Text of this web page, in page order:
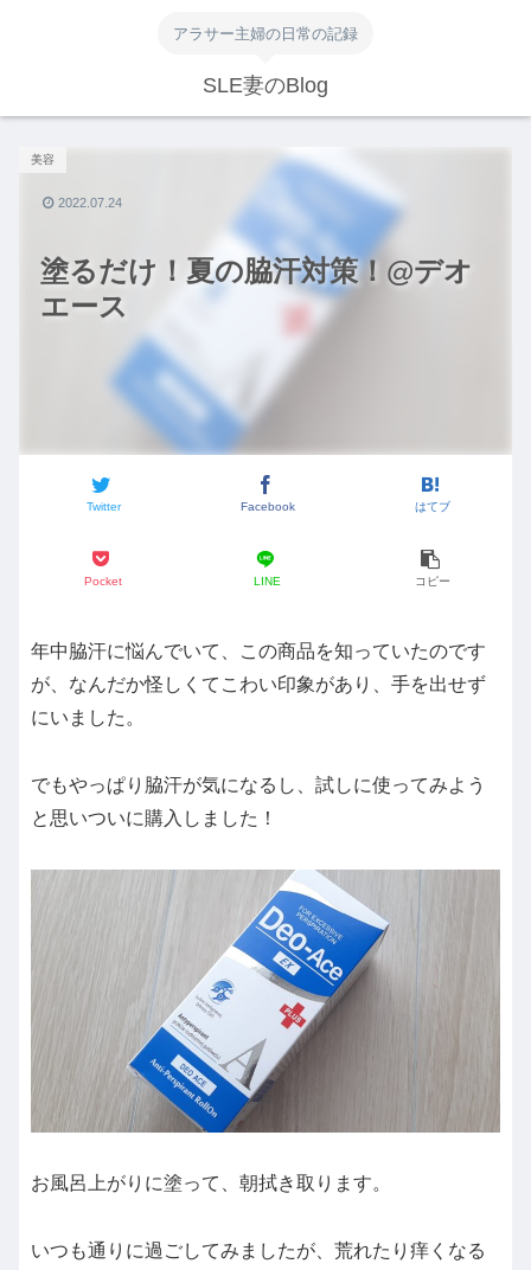
アラサー主婦の日常の記録
SLE妻のBlog
塗るだけ！夏の脇汗対策！@デオ
エース
美容
Twitter Facebook はてブ
Pocket LINE コピー
2022.07.24
年中脇汗に悩んでいて、この商品を知っていたのです
が、なんだか怪しくてこわい印象があり、手を出せず
にいました。
でもやっぱり脇汗が気になるし、試しに使ってみよう
と思いついに購入しました！
お風呂上がりに塗って、朝拭き取ります。
いつも通りに過ごしてみましたが、荒れたり痒くなる